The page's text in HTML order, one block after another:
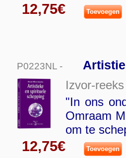
12,75€ Toevoegen
P0223NL -
Izvor-reeks
"In ons
Omraam
om te
12,75€ Toevoegen